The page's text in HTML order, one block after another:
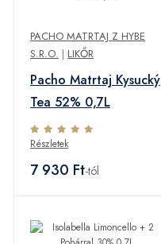
PACHO MATRTAJ Z HYBE
S.R.O. | LIKŐR
Pacho Matrtaj Kysucký
Tea 52% 0,7L
Részletek
7 930 Ft-tól